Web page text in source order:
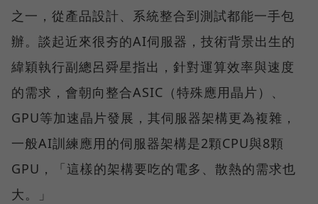
之一，從產品設計、系統整合到測試都能一手包
辦。談起近來很夯的AI伺服器，技術背景出生的
緯穎執行副總呂舜星指出，針對運算效率與速度
的需求，會朝向整合ASIC（特殊應用晶片）、
GPU等加速晶片發展，其伺服器架構更為複雜，
一般AI訓練應用的伺服器架構是2顆CPU與8顆
GPU，「這樣的架構要吃的電多、散熱的需求也
大。」